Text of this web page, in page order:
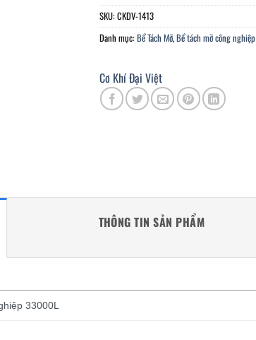
SKU:CKDV-1413
Danh mục:Bể Tách Mỡ,Bể tách mỡ công nghiệp
Cơ Khí Đại Việt
THÔNG TIN SẢN PHẨM
33000L